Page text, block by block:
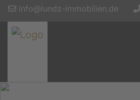
info@lundz-immobilien.de